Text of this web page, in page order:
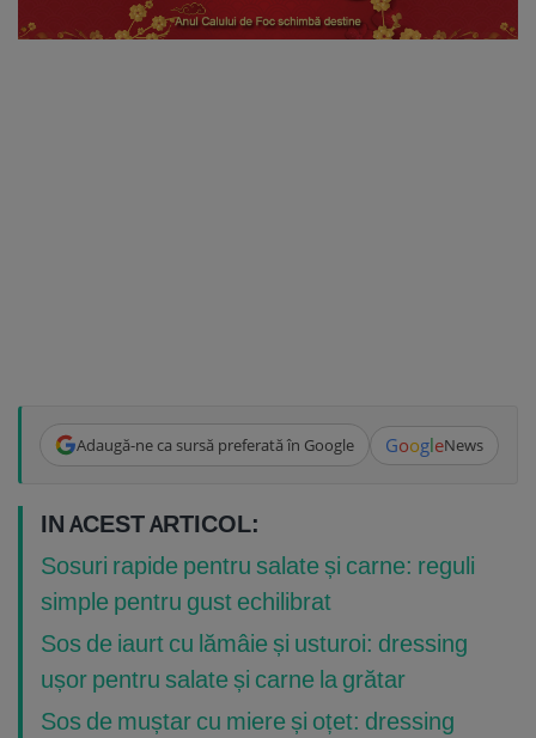
Adaugă-ne ca sursă preferată în Google GoogleNews
IN ACEST ARTICOL:
Sosuri rapide pentru salate și carne: reguli
simple pentru gust echilibrat
Sos de iaurt cu lămâie și usturoi: dressing
ușor pentru salate și carne la grătar
Sos de muștar cu miere și oțet: dressing